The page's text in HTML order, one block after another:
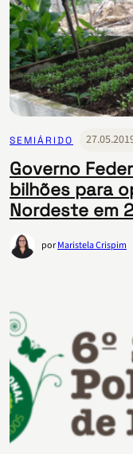
SEMIÁRIDO
Governo
bilhões para
Nordeste em
porMaristela Crispim